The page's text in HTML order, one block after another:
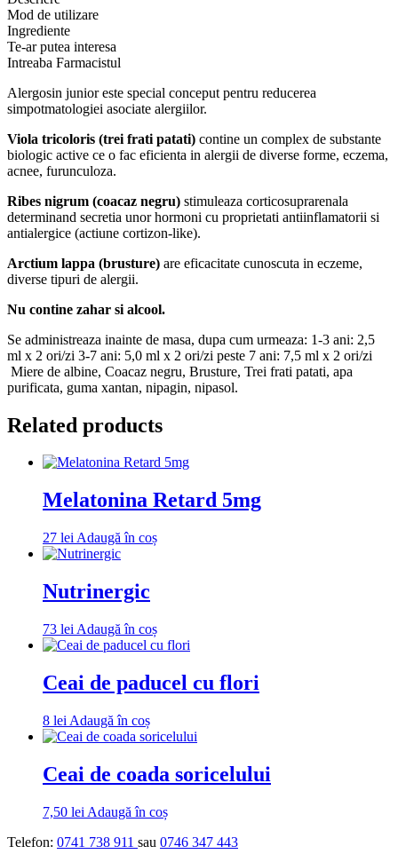
miere
Alergosin
Junior,
100
ml
Mod de utilizare
Ingrediente
Te-ar putea interesa
Intreaba Farmacistul
Alergosin junior este special conceput pentru reducerea
simpotmatologiei asociate alergiilor.
Viola tricoloris (trei frati patati) contine un complex de substante
biologic active ce o fac eficienta in alergii de diverse forme, eczema,
acnee, furunculoza.
Ribes nigrum (coacaz negru) stimuleaza corticosuprarenala
determinand secretia unor hormoni cu proprietati antiinflamatorii si
antialergice (actiune cortizon-like).
Arctium lappa (brusture) are eficacitate cunoscuta in eczeme,
diverse tipuri de alergii.
Nu contine zahar si alcool.
Se administreaza inainte de masa, dupa cum urmeaza: 1-3 ani: 2,5
ml x 2 ori/zi 3-7 ani: 5,0 ml x 2 ori/zi peste 7 ani: 7,5 ml x 2 ori/zi
Miere de albine, Coacaz negru, Brusture, Trei frati patati, apa
purificata, guma xantan, nipagin, nipasol.
Related products
Melatonina Retard 5mg
27 lei Adaugă în coș
Nutrinergic
73 lei Adaugă în coș
Ceai de paducel cu flori
8 lei Adaugă în coș
Ceai de coada soricelului
7,50 lei Adaugă în coș
Telefon: 0741 738 911 sau 0746 347 443